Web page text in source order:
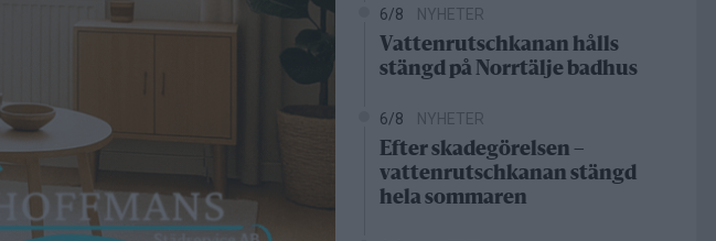
6/8 NYHETER
Vattenrutschkanan hålls
stängd på Norrtälje badhus
6/8 NYHETER
Efter skadegörelsen –
vattenrutschkanan stängd
hela sommaren